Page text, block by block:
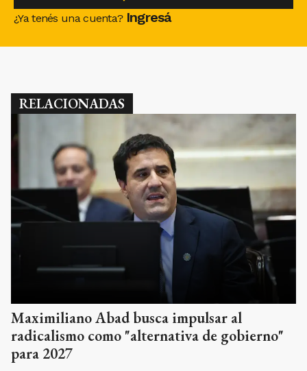
¿Ya tenés una cuenta? Ingresá
RELACIONADAS
Maximiliano Abad busca impulsar al
radicalismo como "alternativa de gobierno"
para 2027